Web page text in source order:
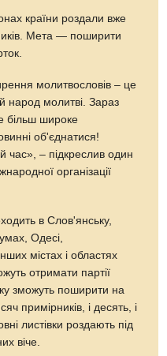
країни роздали вже
Мета — поширити
молитвословів – це
народ молитві. Зараз
більш широке
об'єднатися!
час», – підкреслив один
організації
в Слов'янську,
Одесі,
містах і областях
отримати партії
зможуть поширити на
примірників, і десять, і
листівки роздають під
віче.